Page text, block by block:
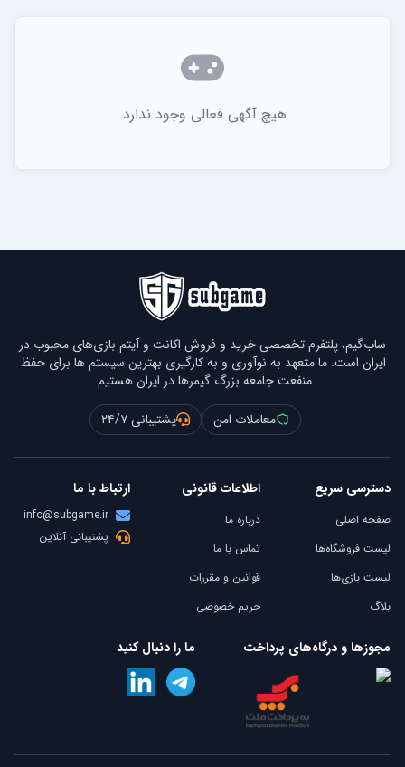
هیچ آگهی فعالی وجود ندارد.
ساب‌گیم، پلتفرم تخصصی خرید و فروش اکانت و آیتم بازی‌های محبوب در
ایران است. ما متعهد به نوآوری و به کارگیری بهترین سیستم ها برای حفظ
منفعت جامعه بزرگ گیمرها در ایران هستیم.
معاملات امن
پشتیبانی ۲۴/۷
دسترسی سریع
صفحه اصلی
لیست فروشگاه‌ها
لیست بازی‌ها
بلاگ
اطلاعات قانونی
درباره ما
تماس با ما
قوانین و مقررات
حریم خصوصی
ارتباط با ما
info@subgame.ir
پشتیبانی آنلاین
مجوزها و درگاه‌های پرداخت ما را دنبال کنید